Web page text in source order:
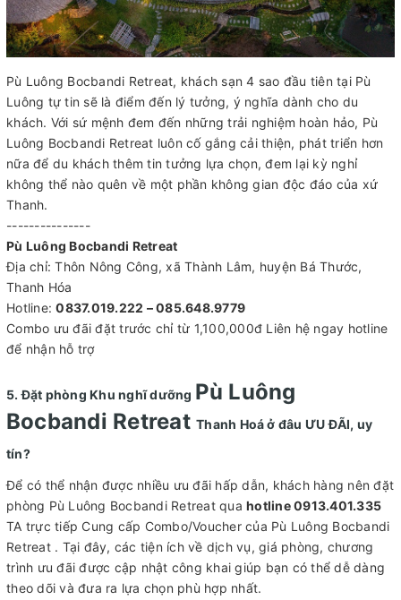
Pù Luông Bocbandi Retreat, khách sạn 4 sao đầu tiên tại Pù
Luông tự tin sẽ là điểm đến lý tưởng, ý nghĩa dành cho du
khách. Với sứ mệnh đem đến những trải nghiệm hoàn hảo, Pù
Luông Bocbandi Retreat luôn cố gắng cải thiện, phát triển hơn
nữa để du khách thêm tin tưởng lựa chọn, đem lại kỳ nghỉ
không thể nào quên về một phần không gian độc đáo của xứ
Thanh.
---------------
Pù Luông Bocbandi Retreat
Địa chỉ: Thôn Nông Công, xã Thành Lâm, huyện Bá Thước,
Thanh Hóa
Hotline:0837.019.222 – 085.648.9779
Combo ưu đãi đặt trước chỉ từ 1,100,000đ Liên hệ ngay hotline
để nhận hỗ trợ
5. Đặt phòng Khu nghĩ dưỡng Pù Luông
Bocbandi RetreatThanh Hoá ở đâu ƯU ĐÃI, uy
tín?
Để có thể nhận được nhiều ưu đãi hấp dẫn, khách hàng nên đặt
phòng Pù Luông Bocbandi Retreat qua hotline 0913.401.335
TA trực tiếp Cung cấp Combo/Voucher của Pù Luông Bocbandi
Retreat . Tại đây, các tiện ích về dịch vụ, giá phòng, chương
trình ưu đãi được cập nhật công khai giúp bạn có thể dễ dàng
theo dõi và đưa ra lựa chọn phù hợp nhất.